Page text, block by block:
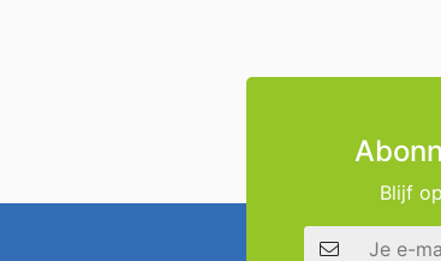
Blijf
E-mailadres